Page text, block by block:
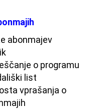
abonmajev
o programu
list
vprašanja o